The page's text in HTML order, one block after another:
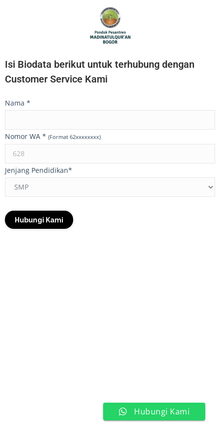
Isi Biodata berikut untuk terhubung dengan
Customer Service Kami
Nama *
Nomor WA * (Format 62xxxxxxxx)
Jenjang Pendidikan*
Hubungi Kami
Hubungi Kami